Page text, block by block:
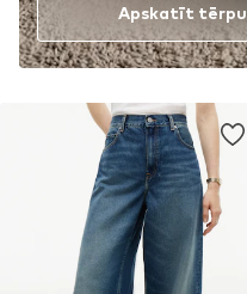
Apskatīt tērpu